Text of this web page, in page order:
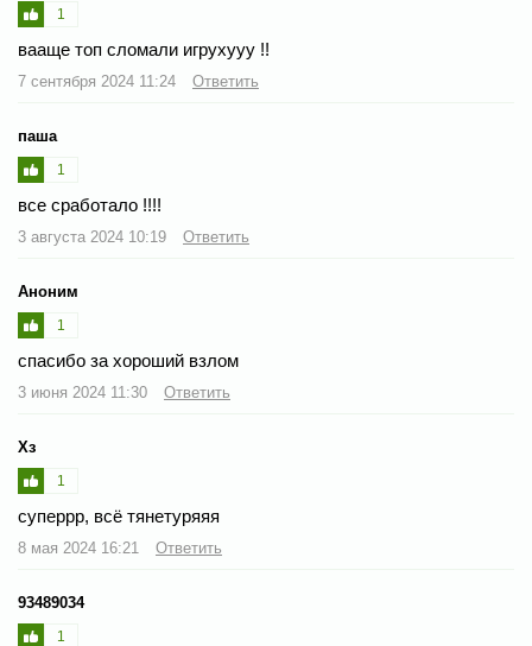
1
вааще топ сломали игрухууу !!
7 сентября 2024 11:24 Ответить
паша
1
все сработало !!!!
3 августа 2024 10:19 Ответить
Аноним
1
спасибо за хороший взлом
3 июня 2024 11:30 Ответить
Хз
1
суперрр, всё тянетуряяя
8 мая 2024 16:21 Ответить
93489034
1